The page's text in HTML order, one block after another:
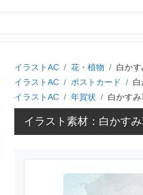
イラストAC 花・植物
白かす
イラストAC
ポストカード
イラストAC
年賀状 白かすみ
イラスト素材：白かす